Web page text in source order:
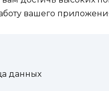
вашего
данных